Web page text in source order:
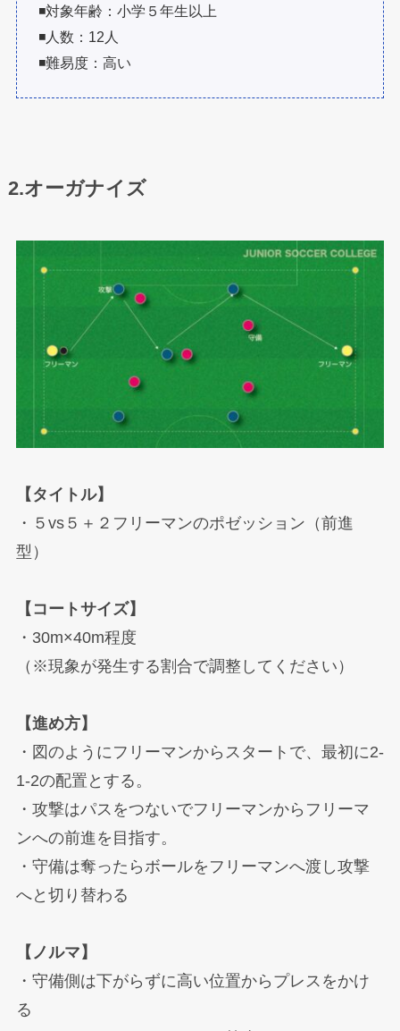
◾️対象年齢：小学５年生以上
◾️人数：12人
◾️難易度：高い
2.オーガナイズ
【タイトル】
・５vs５＋２フリーマンのポゼッション（前進
型）
【コートサイズ】
・30m×40m程度
（※現象が発生する割合で調整してください）
【進め方】
・図のようにフリーマンからスタートで、最初に2-
1-2の配置とする。
・攻撃はパスをつないでフリーマンからフリーマ
ンへの前進を目指す。
・守備は奪ったらボールをフリーマンへ渡し攻撃
へと切り替わる
【ノルマ】
・守備側は下がらずに高い位置からプレスをかけ
る